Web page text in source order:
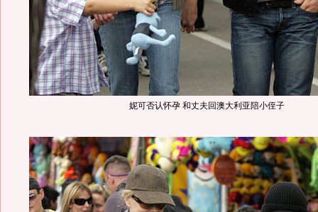
妮可否认怀孕 和丈夫回澳大利亚陪小侄子